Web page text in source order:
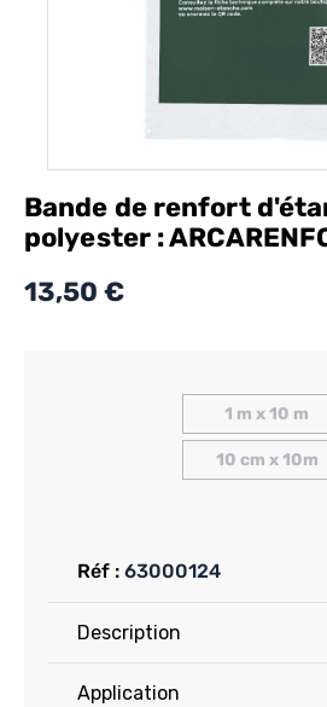
Bande de renfort
polyester :
13,50 €
Réf : 63000124
Description
Application
1 m x 10 m
10 cm x 10m